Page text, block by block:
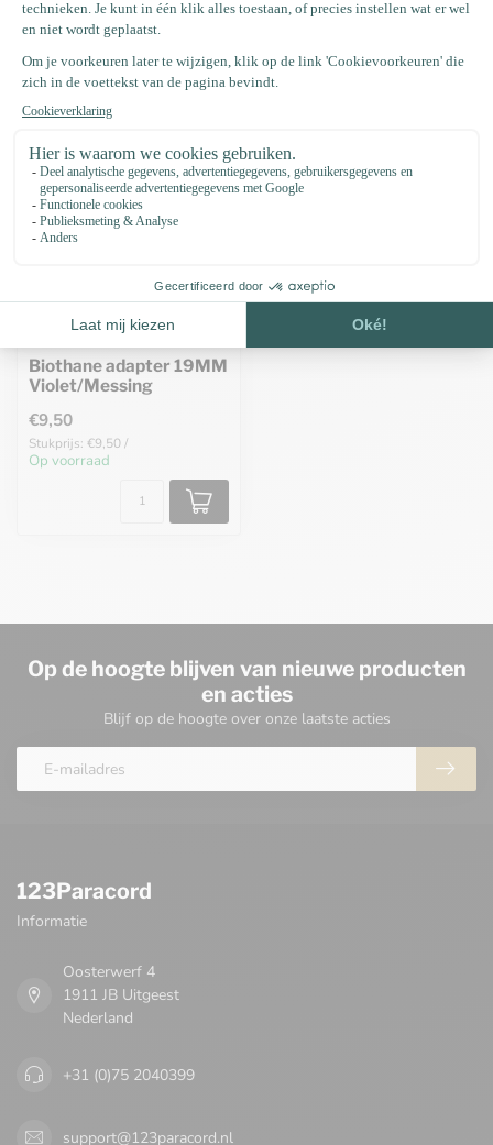
Recent bekeken
Biothane adapter 19MM
Violet/Messing
€9,50
Stukprijs: €9,50 /
Op voorraad
Op de hoogte blijven van nieuwe producten
en acties
Blijf op de hoogte over onze laatste acties
123Paracord
Informatie
Oosterwerf 4
1911 JB Uitgeest
Nederland
+31 (0)75 2040399
support@123paracord.nl